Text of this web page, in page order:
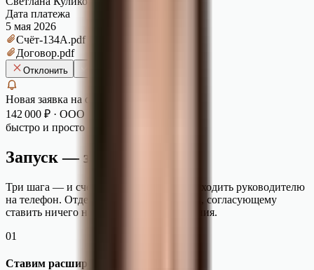
Дата платежа
5 мая 2026
Счёт-134А.pdf
Договор.pdf
Отклонить
Новая заявка на оплату
142 000 ₽ · ООО «Поставщик» · сейчас
быстро и просто
Запуск — за пару минут
Три шага — и счета из 1С начинают приходить руководителю
на телефон. Отдельный сервер не нужен, согласующему
ставить ничего не надо, кроме приложения.
01
Ставим расширение в 1С